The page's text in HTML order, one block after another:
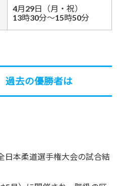
4月29日（月 ・ 祝）
13時30分～15時50分
去の優勝者は
日本柔道選手権大会の試合結